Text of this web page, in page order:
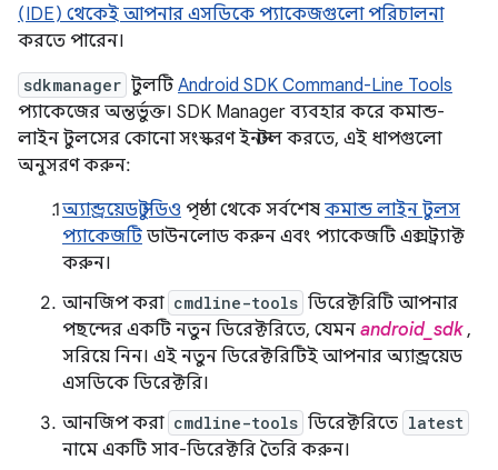
(IDE) থেকেই আপনার এসডিকে প্যাকেজগুলো পরিচালনা
করতে পারেন।
sdkmanager টুলটি Android SDK Command-Line Tools
প্যাকেজের অন্তর্ভুক্ত। SDK Manager ব্যবহার করে কমান্ড-
লাইন টুলসের কোনো সংস্করণ ইনস্টল করতে, এই ধাপগুলো
অনুসরণ করুন:
অ্যান্ড্রয়েড স্টুডিও পৃষ্ঠা থেকে সর্বশেষ কমান্ড লাইন টুলস
প্যাকেজটি ডাউনলোড করুন এবং প্যাকেজটি এক্সট্র্যাক্ট
করুন।
আনজিপ করা cmdline-tools ডিরেক্টরিটি আপনার
পছন্দের একটি নতুন ডিরেক্টরিতে, যেমন android_sdk,
সরিয়ে নিন। এই নতুন ডিরেক্টরিটিই আপনার অ্যান্ড্রয়েড
এসডিকে ডিরেক্টরি।
আনজিপ করা cmdline-tools ডিরেক্টরিতে latest
নামে একটি সাব-ডিরেক্টরি তৈরি করুন।